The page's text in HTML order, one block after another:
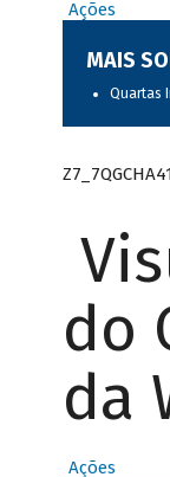
Ações
MAIS
Quartas
do
da
Ações